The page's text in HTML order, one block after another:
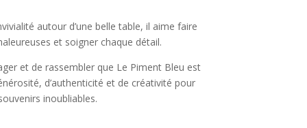
autour d’une belle table, il aime faire
et soigner chaque détail.
et de rassembler que Le Piment Bleu est
d’authenticité et de créativité pour
inoubliables.